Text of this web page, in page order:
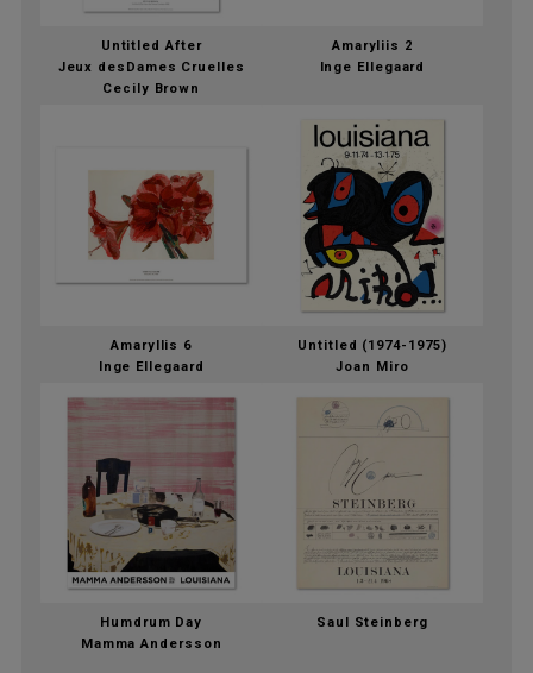
Untitled After
Jeux desDames Cruelles
Cecily Brown
Amaryliis 2
Inge Ellegaard
Amaryllis 6
Inge Ellegaard
Untitled (1974-1975)
Joan Miro
Humdrum Day
Mamma Andersson
Saul Steinberg